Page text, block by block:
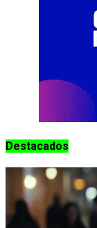
Destacados